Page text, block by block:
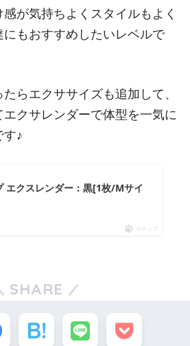
が気持ちよくスタイルもよく
もおすすめしたいレベルで
らエクササイズも追加して、
クサレンダーで体型を一気に
す♪
エクスレンダー：黒[1枚/Mサイ
ポチップ
SHARE